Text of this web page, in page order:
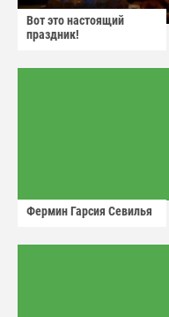
Вот это настоящий
праздник!
Фермин Гарсия Севилья